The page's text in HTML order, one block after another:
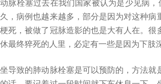
，病例也越来越多，部分是因为对这种
死，被做了冠脉造影的也是大有人在。
最终猝死的人里，必定有一些是因为下肢
导致的肺动脉栓塞是可以预防的，方法